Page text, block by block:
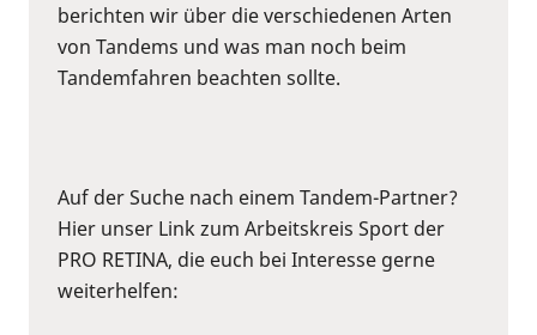
berichten wir über die verschiedenen Arten
von Tandems und was man noch beim
Tandemfahren beachten sollte.
Auf der Suche nach einem Tandem-Partner?
Hier unser Link zum Arbeitskreis Sport der
PRO RETINA, die euch bei Interesse gerne
weiterhelfen: